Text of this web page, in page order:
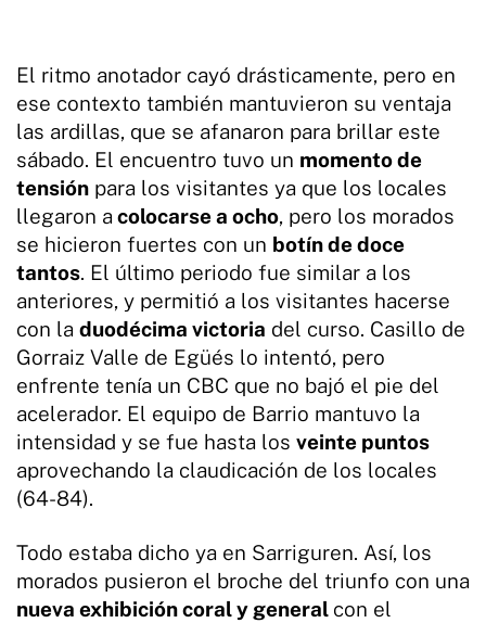
El ritmo anotador cayó drásticamente, pero en
ese contexto también mantuvieron su ventaja
las ardillas, que se afanaron para brillar este
sábado. El encuentro tuvo un momento de
tensión para los visitantes ya que los locales
llegaron a colocarse a ocho, pero los morados
se hicieron fuertes con un botín de doce
tantos. El último periodo fue similar a los
anteriores, y permitió a los visitantes hacerse
con la duodécima victoria del curso. Casillo de
Gorraiz Valle de Egüés lo intentó, pero
enfrente tenía un CBC que no bajó el pie del
acelerador. El equipo de Barrio mantuvo la
intensidad y se fue hasta los veinte puntos
aprovechando la claudicación de los locales
(64-84).
Todo estaba dicho ya en Sarriguren. Así, los
morados pusieron el broche del triunfo con una
nueva exhibición coral y general con el